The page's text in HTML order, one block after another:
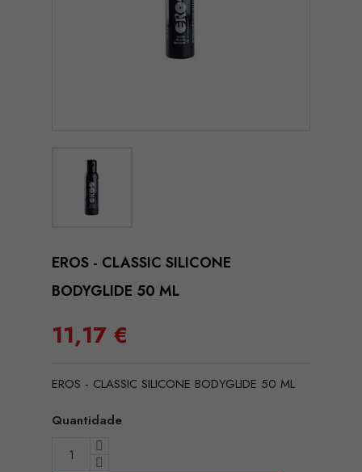
EROS - CLASSIC SILICONE
BODYGLIDE 50 ML
11,17 €
EROS - CLASSIC SILICONE BODYGLIDE 50 ML
Quantidade